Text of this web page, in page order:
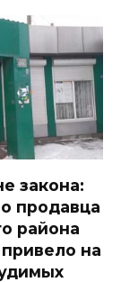
закона:
продавца
района
на